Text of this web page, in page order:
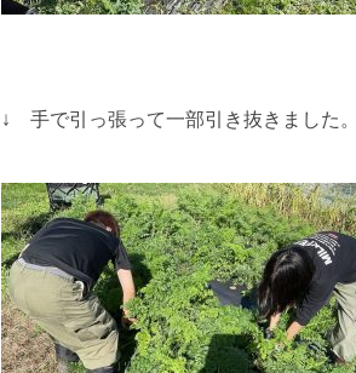
↓ 手で引っ張って一部引き抜きました。